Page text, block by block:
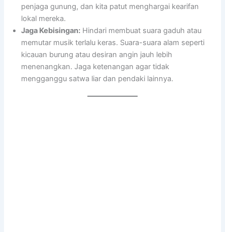
penjaga gunung, dan kita patut menghargai kearifan
lokal mereka.
Jaga Kebisingan: Hindari membuat suara gaduh atau
memutar musik terlalu keras. Suara-suara alam seperti
kicauan burung atau desiran angin jauh lebih
menenangkan. Jaga ketenangan agar tidak
mengganggu satwa liar dan pendaki lainnya.